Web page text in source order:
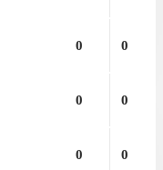
0 0
0 0
0 0